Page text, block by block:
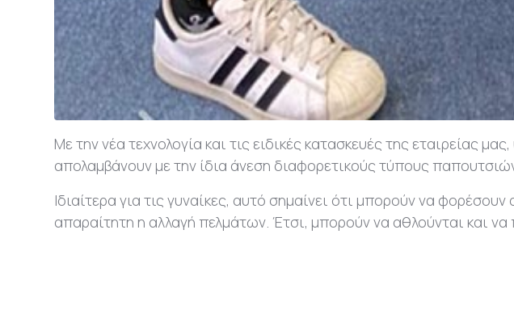
Με την νέα τεχνολογία και τις ειδικές κατασκευές της εταιρείας
απολαμβάνουν με την ίδια άνεση διαφορετικούς τύπους
Ιδιαίτερα για τις γυναίκες, αυτό σημαίνει ότι μπορούν να
απαραίτητη η αλλαγή πελμάτων. Έτσι, μπορούν να αθλούνται και